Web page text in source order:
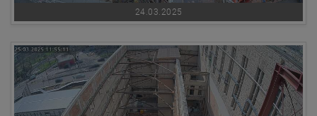
24.03.2025